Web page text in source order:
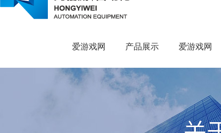
爱游戏网 产品展示 爱游戏网